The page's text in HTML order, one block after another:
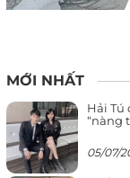
MỚI NHẤT
Hải Tú
“nàng
05/07/